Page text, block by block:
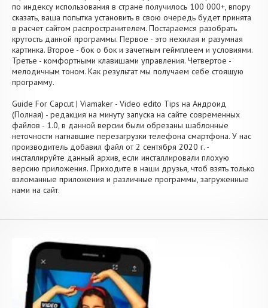
по индексу использования в стране получилось 100 000+, впору
сказать, ваша попытка установить в свою очередь будет принята
в расчет сайтом распространителем. Постараемся разобрать
крутость данной программы. Первое - это нехилая и разумная
картинка. Второе - бок о бок и зачетным геймплеем и условиями.
Третье - комфортными клавишами управления. Четвертое -
мелодичным тоном. Как результат мы получаем себе стоящую
программу.
Guide For Capcut | Viamaker - Video edito Tips на Андроид
(Полная) - редакция на минуту запуска на сайте современных
файлов - 1.0, в данной версии были обрезаны шаблонные
неточности нагнавшие перезагрузки телефона смартфона. У нас
производитель добавил файл от 2 сентября 2020 г. -
инсталлируйте данный архив, если инсталлировали плохую
версию приложения. Приходите в наши друзья, чтоб взять только
взломанные приложения и различные программы, загруженные
нами на сайт.